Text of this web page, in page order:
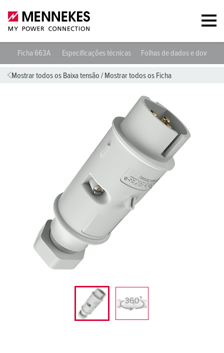
Ficha 663A Especificações técnicas Folhas de dados e
Mostrar todos os Baixa tensão / Mostrar todos os Ficha